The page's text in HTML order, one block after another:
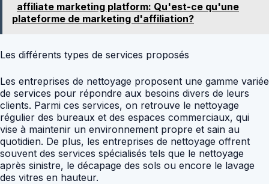
affiliate marketing platform: Qu'est-ce qu'une
plateforme de marketing d'affiliation?
Les différents types de services proposés
Les entreprises de nettoyage proposent une gamme variée
de services pour répondre aux besoins divers de leurs
clients. Parmi ces services, on retrouve le nettoyage
régulier des bureaux et des espaces commerciaux, qui
vise à maintenir un environnement propre et sain au
quotidien. De plus, les entreprises de nettoyage offrent
souvent des services spécialisés tels que le nettoyage
après sinistre, le décapage des sols ou encore le lavage
des vitres en hauteur.